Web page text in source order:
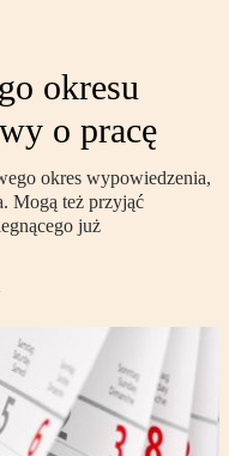
okresu
o pracę
okres wypowiedzenia,
Mogą też przyjąć
już